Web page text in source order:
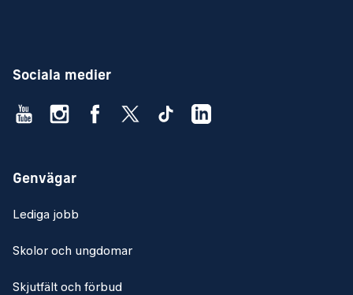
Sociala medier
Genvägar
Lediga jobb
Skolor och ungdomar
Skjutfält och förbud